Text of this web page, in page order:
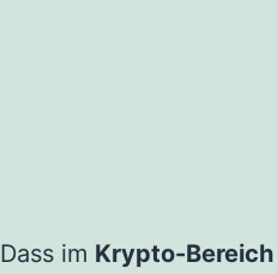
Dass im Krypto-